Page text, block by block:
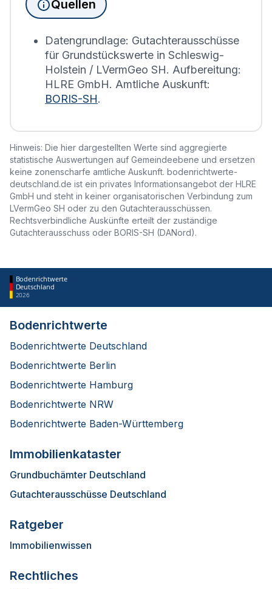
Bodenrichtwerts des entsprechenden Jahres
Quellen
Datengrundlage: Gutachterausschüsse
für Grundstückswerte in Schleswig-
Holstein / LVermGeo SH. Aufbereitung:
HLRE GmbH. Amtliche Auskunft:
BORIS-SH.
Hinweis: Die hier dargestellten Werte sind aggregierte
statistische Auswertungen auf Gemeindeebene und ersetzen
keine zonenscharfe amtliche Auskunft. bodenrichtwerte-
deutschland.de ist ein privates Informationsangebot der HLRE
GmbH und steht in keiner organisatorischen Verbindung zum
LVermGeo SH oder zu den Gutachterausschüssen.
Rechtsverbindliche Auskünfte erteilt der zuständige
Gutachterausschuss oder BORIS-SH (DANord).
Bodenrichtwerte
Deutschland
2026
Bodenrichtwerte
Bodenrichtwerte Deutschland
Bodenrichtwerte Berlin
Bodenrichtwerte Hamburg
Bodenrichtwerte NRW
Bodenrichtwerte Baden-Württemberg
Immobilienkataster
Grundbuchämter Deutschland
Gutachterausschüsse Deutschland
Ratgeber
Immobilienwissen
Rechtliches